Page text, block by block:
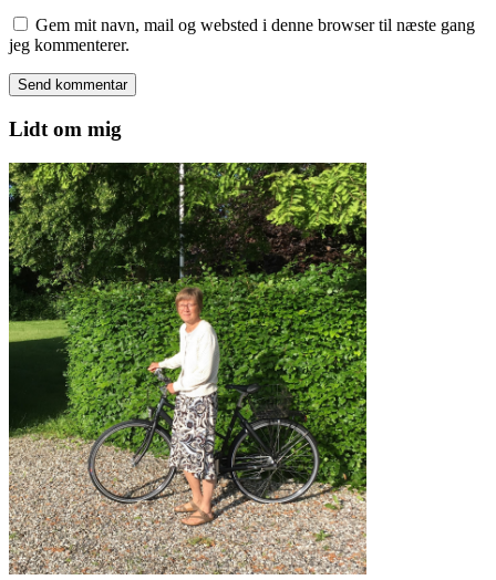
Gem mit navn, mail og websted i denne browser til næste gang
jeg kommenterer.
Lidt om mig